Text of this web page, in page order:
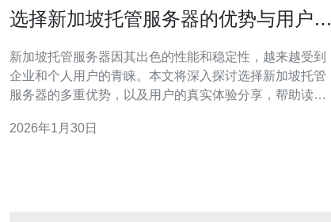
选择新加坡托管服务器的优势与用户体
新加坡托管服务器因其出色的性能和稳定性，越来越受到
企业和个人用户的青睐。本文将深入探讨选择新加坡托管
服务器的多重优势，以及用户的真实体验分享，帮助读者
加坡托管服务器？ 选择新加坡托管服务器的原因有很多，
2026年1月30日